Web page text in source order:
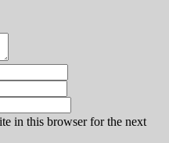
in this browser for the next